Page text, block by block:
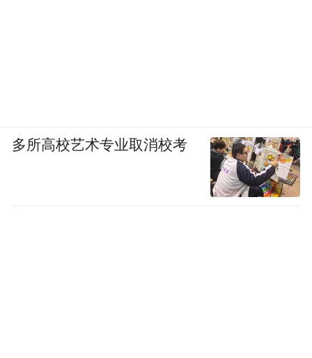
多所高校艺术专业取消校考